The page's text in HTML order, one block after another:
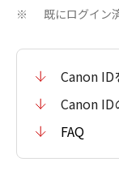
※ 既にログイン
Canon
Canon ID
FAQ